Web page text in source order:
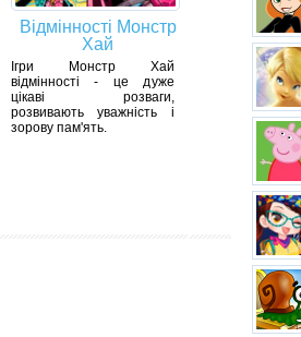
Відмінності Монстр
Хай
Ігри Монстр Хай
відмінності - це дуже
цікаві розваги,
розвивають уважність і
зорову пам'ять.